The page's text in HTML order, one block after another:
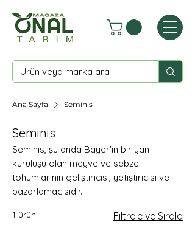
Ana Sayfa Seminis
Seminis
Seminis, şu anda Bayer'in bir yan
kuruluşu olan meyve ve sebze
tohumlarının geliştiricisi, yetiştiricisi ve
pazarlamacısıdır.
1 ürün Filtrele ve Sırala